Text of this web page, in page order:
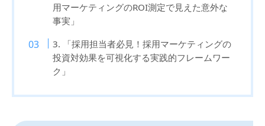
用マーケティングのROI測定で見えた意外な
事実」
3. 「採用担当者必見！採用マーケティングの
投資対効果を可視化する実践的フレームワー
ク」